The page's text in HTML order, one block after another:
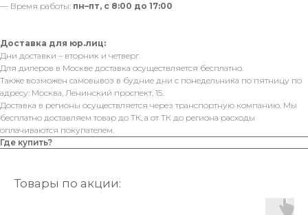
— Время работы: пн–пт, с 8:00 до 17:00
Доставка для юр.лиц:
Дни доставки – вторник и четверг.
Для дилеров в Москве доставка осуществляется бесплатно.
Также возможен самовывоз в будние дни с понедельника по пятницу по
адресу: Москва, Ленинский проспект, 15.
Доставка в регионы осуществляется через транспортную компанию. Мы
бесплатно доставляем товар до ТК, а от ТК до региона расходы
оплачиваются покупателем.
Где купить?
Товары по акции: